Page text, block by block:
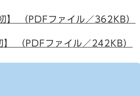
】 （PDFファイル／362KB）
（PDFファイル／242KB）